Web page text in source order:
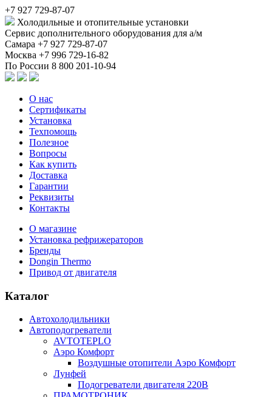
+7 927 729-87-07
Холодильные и отопительные установки
Сервис дополнительного оборудования для а/м
Самара +7 927 729-87-07
Москва +7 996 729-16-82
По России 8 800 201-10-94
О нас
Сертификаты
Установка
Техпомощь
Полезное
Вопросы
Как купить
Доставка
Гарантии
Реквизиты
Контакты
О магазине
Установка рефрижераторов
Бренды
Dongin Thermo
Привод от двигателя
Каталог
Автохолодильники
Автоподогреватели
AVTOTEPLO
Аэро Комфорт
Воздушные отопители Аэро Комфорт
Лунфей
Подогреватели двигателя 220В